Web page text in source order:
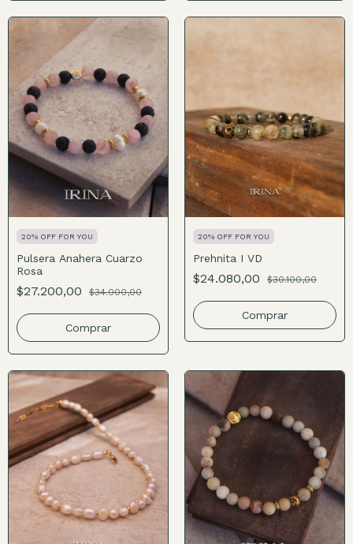
20% OFF FOR YOU
Pulsera Anahera Cuarzo
Rosa
$27.200,00 $34.000,00
Comprar
20% OFF FOR YOU
Prehnita I VD
$24.080,00 $30.100,00
Comprar